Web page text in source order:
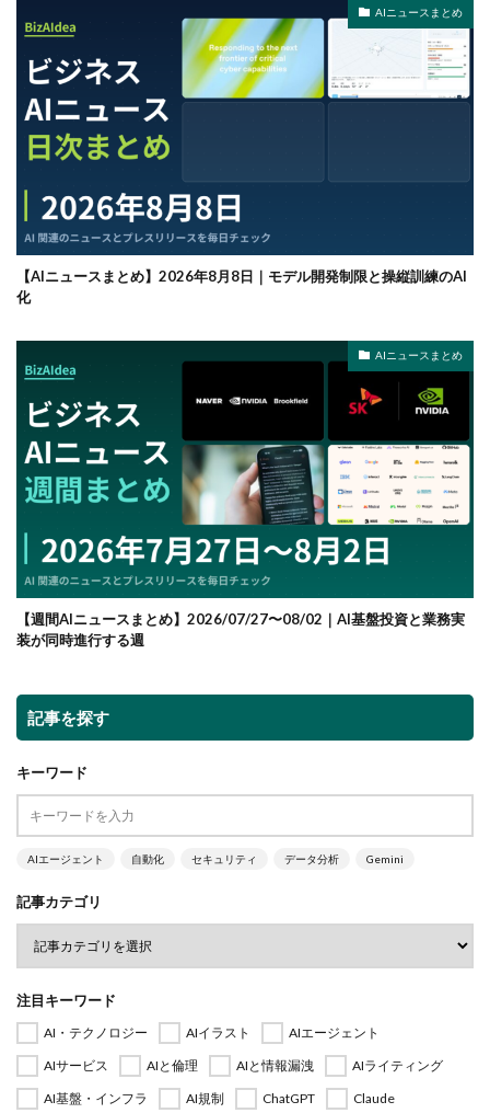
AIニュースまとめ
【AIニュースまとめ】2026年8月8日｜モデル開発制限と操縦訓練のAI
化
AIニュースまとめ
【週間AIニュースまとめ】2026/07/27〜08/02｜AI基盤投資と業務実
装が同時進行する週
記事を探す
キーワード
AIエージェント 自動化 セキュリティ データ分析 Gemini
記事カテゴリ
注目キーワード
AI・テクノロジー AIイラスト
AIエージェント
AIサービス
AIと倫理 AIと情報漏洩
AIライティング
AI基盤・インフラ
AI規制 ChatGPT Claude